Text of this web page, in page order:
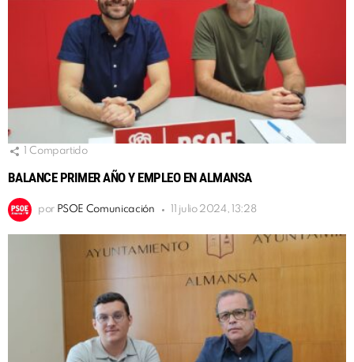
Compartido
BALANCE PRIMER AÑO Y EMPLEO EN ALMANSA
por PSOE Comunicación 11 julio 2024, 13:28